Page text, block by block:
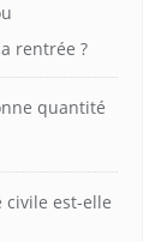
rentrée ?
quantité
civile est-elle